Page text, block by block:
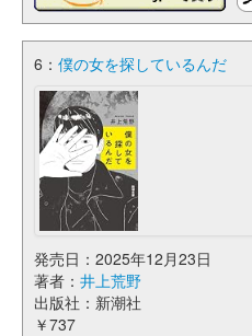
6： 僕の女を探しているんだ
発売日：2025年12月23日
著者： 井上荒野
出版社：新潮社
￥737